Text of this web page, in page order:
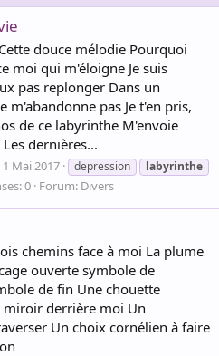
douce mélodie Pourquoi
moi qui m'éloigne Je suis
pas replonger Dans un
m'abandonne pas Je t'en pris,
de ce labyrinthe M'envoie
dernières...
1 Mai 2017 depression
labyrinthe
0 Forum: Divers
chemins face à moi La plume
ouverte symbole de
de fin Une chouette
miroir derrière moi Un
Un choix cornélien à faire